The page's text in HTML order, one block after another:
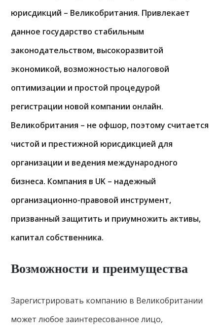
юрисдикций – Великобритания. Привлекает
данное государство стабильным
законодательством, высокоразвитой
экономикой, возможностью налоговой
оптимизации и простой процедурой
регистрации новой компании онлайн.
Великобритания – не офшор, поэтому считается
чистой и престижной юрисдикцией для
организации и ведения международного
бизнеса. Компания в UK – надежный
организационно-правовой инструмент,
призванный защитить и приумножить активы,
капитал собственника.
Возможности и преимущества
Зарегистрировать компанию в Великобритании
может любое заинтересованное лицо,